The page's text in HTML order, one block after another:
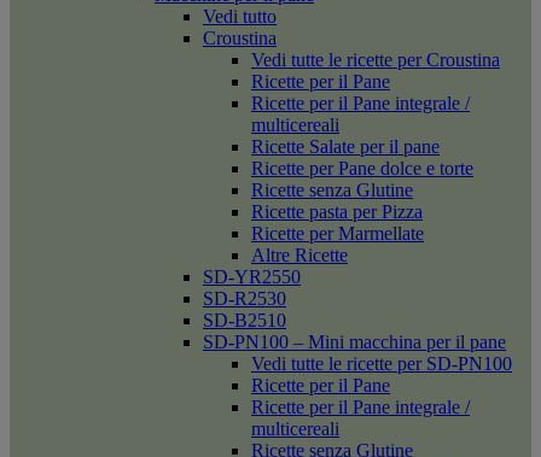
Vedi tutto
Croustina
Vedi tutte le ricette per Croustina
Ricette per il Pane
Ricette per il Pane integrale /
multicereali
Ricette Salate per il pane
Ricette per Pane dolce e torte
Ricette senza Glutine
Ricette pasta per Pizza
Ricette per Marmellate
Altre Ricette
SD-YR2550
SD-R2530
SD-B2510
SD-PN100 – Mini macchina per il pane
Vedi tutte le ricette per SD-PN100
Ricette per il Pane
Ricette per il Pane integrale /
multicereali
Ricette senza Glutine